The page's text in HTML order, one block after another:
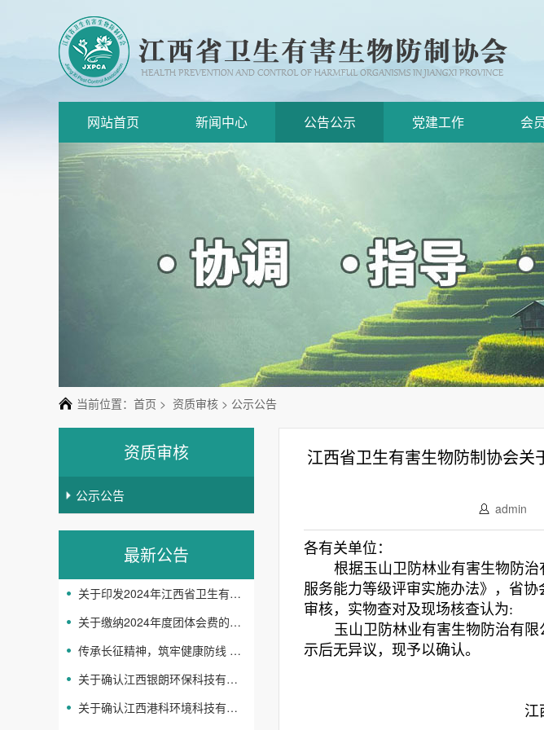
网站首页 新闻中心 公告公示 党建工作 会
当前位置： 首页 > 资质审核 > 公示公告
资质审核
公示公告
最新公告
关于印发2024年江西省卫生有害生物防制协会 工作要点的通知
关于缴纳2024年度团体会费的通知
传承长征精神，筑牢健康防线 -省卫生有害生物防制协会开展主题党日活动
关于确认江西银朗环保科技有限公司等企业机构服务能力等级评定结果的通知
关于确认江西港科环境科技有限公司等企业机构服务 能力等级评定结果的通知
江西省卫生有害生物防制协会
admin
各有关单位：
根据玉山卫防林业有害生物防治
服务能力等级评审实施办法》，省
审核，实物查对及现场核查认为:
玉山卫防林业有害生物防治有限
示后无异议，现予以确认。
江西省卫生有